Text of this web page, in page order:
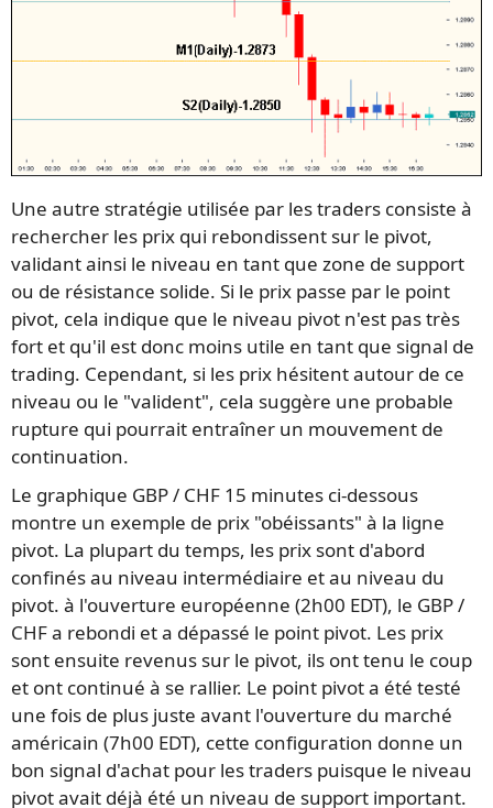
Une autre stratégie utilisée par les traders consiste à
rechercher les prix qui rebondissent sur le pivot,
validant ainsi le niveau en tant que zone de support
ou de résistance solide. Si le prix passe par le point
pivot, cela indique que le niveau pivot n'est pas très
fort et qu'il est donc moins utile en tant que signal de
trading. Cependant, si les prix hésitent autour de ce
niveau ou le "valident", cela suggère une probable
rupture qui pourrait entraîner un mouvement de
continuation.
Le graphique GBP / CHF 15 minutes ci-dessous
montre un exemple de prix "obéissants" à la ligne
pivot. La plupart du temps, les prix sont d'abord
confinés au niveau intermédiaire et au niveau du
pivot. à l'ouverture européenne (2h00 EDT), le GBP /
CHF a rebondi et a dépassé le point pivot. Les prix
sont ensuite revenus sur le pivot, ils ont tenu le coup
et ont continué à se rallier. Le point pivot a été testé
une fois de plus juste avant l'ouverture du marché
américain (7h00 EDT), cette configuration donne un
bon signal d'achat pour les traders puisque le niveau
pivot avait déjà été un niveau de support important.